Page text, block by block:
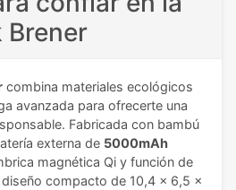
Brener
combina materiales ecológicos
avanzada para ofrecerte una
Fabricada con bambú
externa de 5000mAh
magnética Qi y función de
compacto de 10,4 x 6,5 x